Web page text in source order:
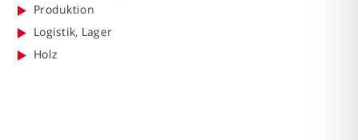
Produktion
Logistik, Lager
Holz